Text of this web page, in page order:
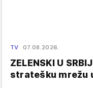
TV 07.08.2026.
ZELENSKI U
stratešku mrežu